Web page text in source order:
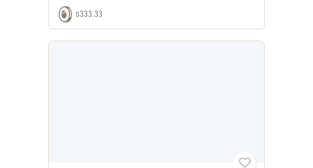
$333.33